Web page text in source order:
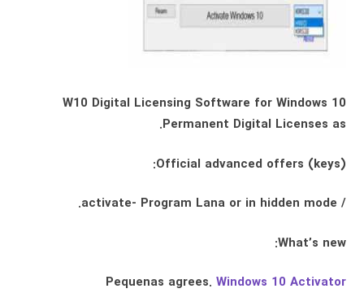
W10 Digital Licensing Software for Windows 10
Permanent Digital Licenses as.
Official advanced offers (keys):
/ activate- Program Lana or in hidden mode.
What’s new:
Pequenas agrees. Windows 10 Activator